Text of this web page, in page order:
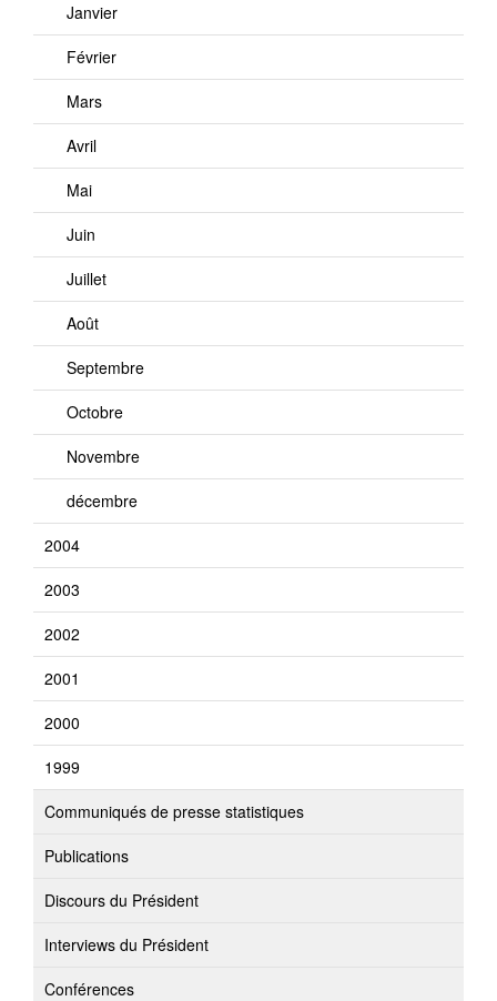
Janvier
Février
Mars
Avril
Mai
Juin
Juillet
Août
Septembre
Octobre
Novembre
décembre
2004
2003
2002
2001
2000
1999
Communiqués de presse statistiques
Publications
Discours du Président
Interviews du Président
Conférences